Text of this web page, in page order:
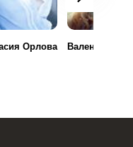
Орлова Валентина